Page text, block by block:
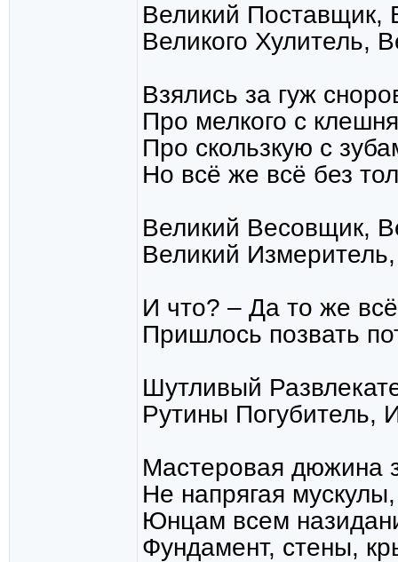
Великий Поставщик,
Великого Хулитель,
Взялись за гуж
Про мелкого с
Про скользкую с
Но всё же всё без
Великий Весовщик,
Великий
И что? – Да то же
Пришлось позвать
Шутливый
Рутины Погубитель,
Мастеровая дюжина
Не напрягая
Юнцам всем
Фундамент, стены,